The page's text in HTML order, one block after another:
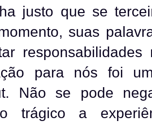
justo que se
suas
para nós foi
Não se pode
trágico a